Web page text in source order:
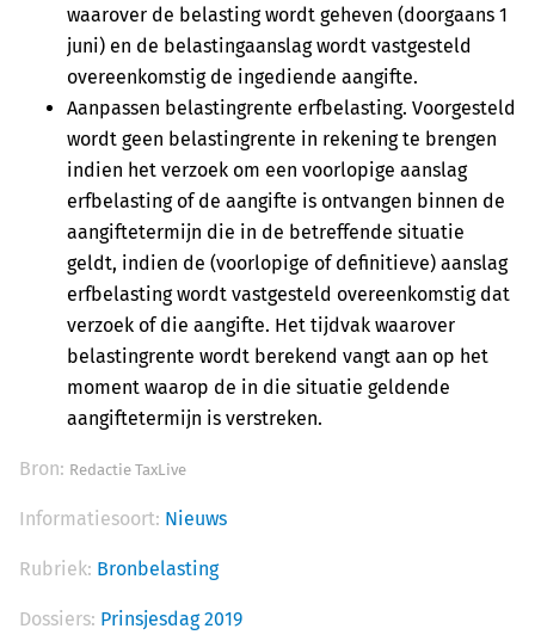
waarover de belasting wordt geheven (doorgaans 1
juni) en de belastingaanslag wordt vastgesteld
overeenkomstig de ingediende aangifte.
Aanpassen belastingrente erfbelasting. Voorgesteld
wordt geen belastingrente in rekening te brengen
indien het verzoek om een voorlopige aanslag
erfbelasting of de aangifte is ontvangen binnen de
aangiftetermijn die in de betreffende situatie
geldt, indien de (voorlopige of definitieve) aanslag
erfbelasting wordt vastgesteld overeenkomstig dat
verzoek of die aangifte. Het tijdvak waarover
belastingrente wordt berekend vangt aan op het
moment waarop de in die situatie geldende
aangiftetermijn is verstreken.
Bron: Redactie TaxLive
Informatiesoort: Nieuws
Rubriek: Bronbelasting
Dossiers: Prinsjesdag 2019